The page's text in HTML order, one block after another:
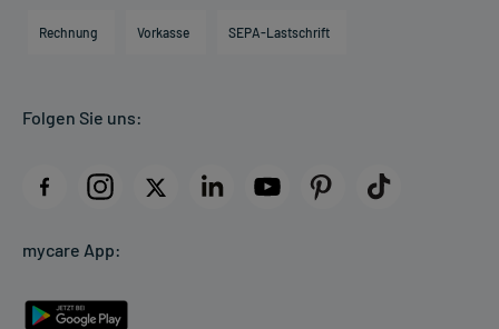
Direktabrechnung PKV
AGB
Datenschutz
Rückgabe/Widerruf
Rechnung Vorkasse SEPA-Lastschrift
Folgen Sie uns:
mycare App: